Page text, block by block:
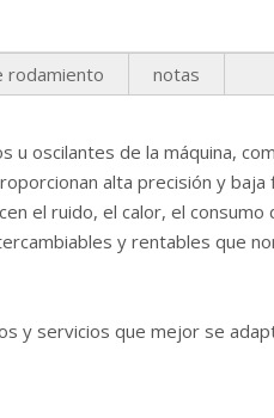
rodamiento notas
oscilantes de la máquina,
alta precisión y baja
el ruido, el calor, el consumo
y rentables que
y servicios que mejor se